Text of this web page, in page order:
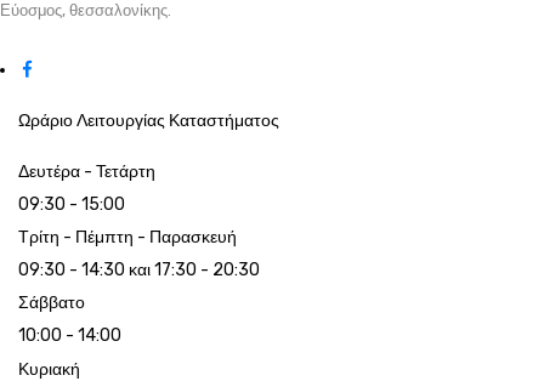
Εύοσμος, θεσσαλονίκης.
Ωράριο Λειτουργίας Καταστήματος
Δευτέρα - Τετάρτη
09:30 - 15:00
Τρίτη - Πέμπτη - Παρασκευή
09:30 - 14:30 και 17:30 - 20:30
Σάββατο
10:00 - 14:00
Κυριακή